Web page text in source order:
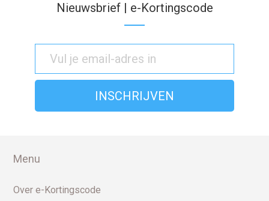
Nieuwsbrief | e-Kortingscode
Menu
Over e-Kortingscode